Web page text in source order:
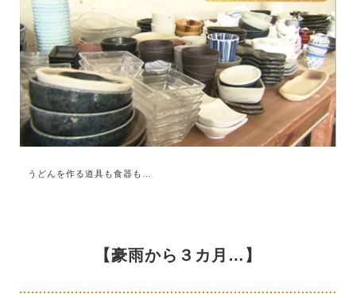
うどんを作る道具も食器も…
【豪雨から３カ月…】